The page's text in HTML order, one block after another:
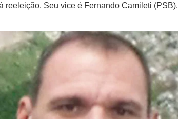
reeleição. Seu vice é Fernando Camileti (PSB).